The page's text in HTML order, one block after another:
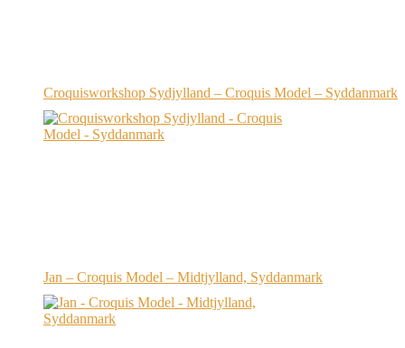
Croquisworkshop Sydjylland – Croquis Model – Syddanmark
Jan – Croquis Model – Midtjylland, Syddanmark